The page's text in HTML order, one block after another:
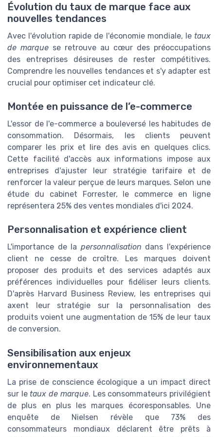
Évolution du taux de marque face aux
nouvelles tendances
Avec l'évolution rapide de l'économie mondiale, le taux
de marque se retrouve au cœur des préoccupations
des entreprises désireuses de rester compétitives.
Comprendre les nouvelles tendances et s'y adapter est
crucial pour optimiser cet indicateur clé.
Montée en puissance de l’e-commerce
L'essor de l'e-commerce a bouleversé les habitudes de
consommation. Désormais, les clients peuvent
comparer les prix et lire des avis en quelques clics.
Cette facilité d'accès aux informations impose aux
entreprises d'ajuster leur stratégie tarifaire et de
renforcer la valeur perçue de leurs marques. Selon une
étude du cabinet Forrester, le commerce en ligne
représentera 25% des ventes mondiales d'ici 2024.
Personnalisation et expérience client
L'importance de la personnalisation dans l'expérience
client ne cesse de croître. Les marques doivent
proposer des produits et des services adaptés aux
préférences individuelles pour fidéliser leurs clients.
D'après Harvard Business Review, les entreprises qui
axent leur stratégie sur la personnalisation des
produits voient une augmentation de 15% de leur taux
de conversion.
Sensibilisation aux enjeux
environnementaux
La prise de conscience écologique a un impact direct
sur le taux de marque. Les consommateurs privilégient
de plus en plus les marques écoresponsables. Une
enquête de Nielsen révèle que 73% des
consommateurs mondiaux déclarent être prêts à